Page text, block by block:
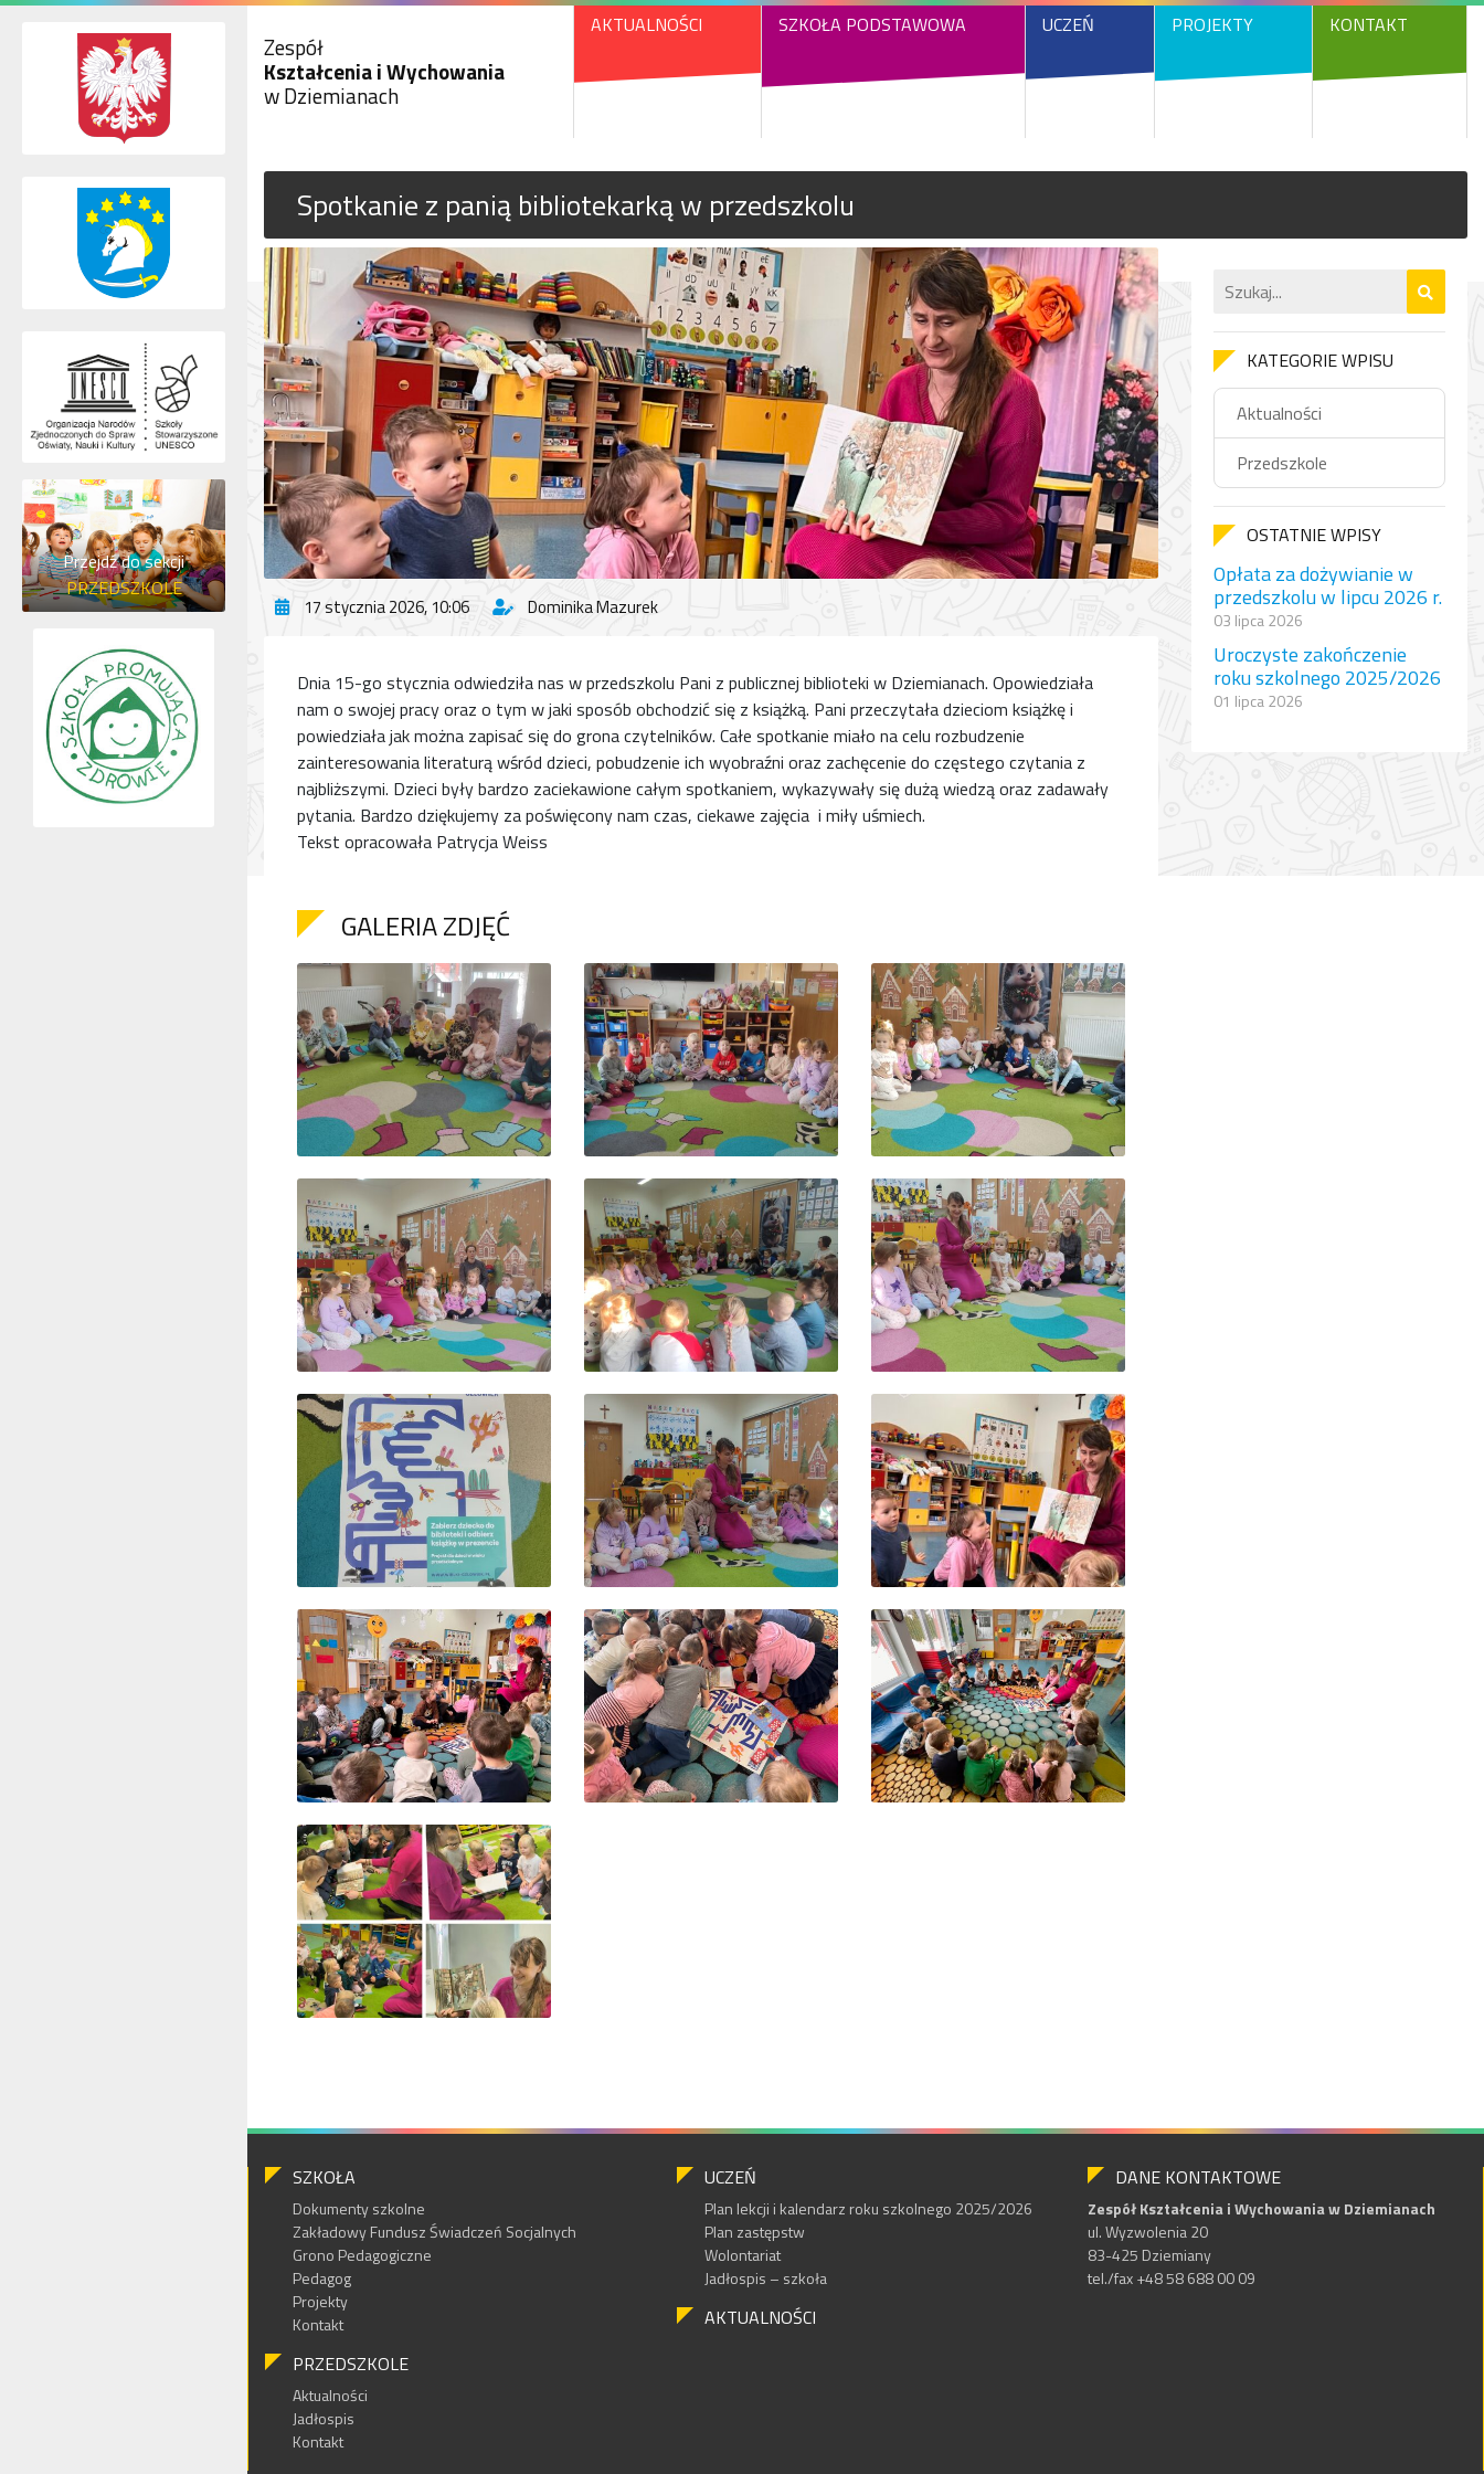
Zespół
Kształcenia i Wychowania
w Dziemianach
AKTUALNOŚCI SZKOŁA PODSTAWOWA UCZEŃ PROJEKTY KONTAKT
Spotkanie z panią bibliotekarką w przedszkolu
17 stycznia 2026, 10:06 Dominika Mazurek
Dnia 15-go stycznia odwiedziła nas w przedszkolu Pani z publicznej biblioteki w Dziemianach. Opowiedziała
nam o swojej pracy oraz o tym w jaki sposób obchodzić się z książką. Pani przeczytała dzieciom książkę i
powiedziała jak można zapisać się do grona czytelników. Całe spotkanie miało na celu rozbudzenie
zainteresowania literaturą wśród dzieci, pobudzenie ich wyobraźni oraz zachęcenie do częstego czytania z
najbliższymi. Dzieci były bardzo zaciekawione całym spotkaniem, wykazywały się dużą wiedzą oraz zadawały
pytania. Bardzo dziękujemy za poświęcony nam czas, ciekawe zajęcia i miły uśmiech.
Tekst opracowała Patrycja Weiss
GALERIA ZDJĘĆ
KATEGORIE WPISU
Aktualności
Przedszkole
OSTATNIE WPISY
Opłata za dożywianie w
przedszkolu w lipcu 2026 r.
03 lipca 2026
Uroczyste zakończenie
roku szkolnego 2025/2026
01 lipca 2026
SZKOŁA
Dokumenty szkolne
Zakładowy Fundusz Świadczeń Socjalnych
Grono Pedagogiczne
Pedagog
Projekty
Kontakt
PRZEDSZKOLE
Aktualności
Jadłospis
Kontakt
UCZEŃ
Plan lekcji i kalendarz roku szkolnego 2025/2026
Plan zastępstw
Wolontariat
Jadłospis – szkoła
AKTUALNOŚCI
DANE KONTAKTOWE
Zespół Kształcenia i Wychowania w Dziemianach
ul. Wyzwolenia 20
83-425 Dziemiany
tel./fax +48 58 688 00 09
Przejdź do sekcji
PRZEDSZKOLE